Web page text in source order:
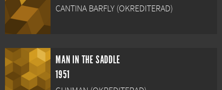
CANTINA BARFLY (OKREDITERAD)
MAN IN THE SADDLE
1951